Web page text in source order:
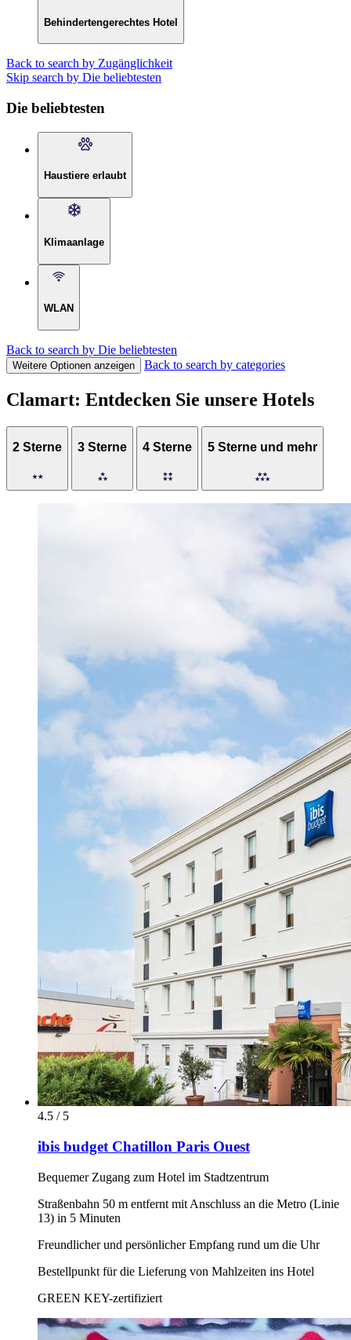
Behindertengerechtes Hotel
Back to search by Zugänglichkeit
Skip search by Die beliebtesten
Die beliebtesten
Haustiere erlaubt
Klimaanlage
WLAN
Back to search by Die beliebtesten
Weitere Optionen anzeigen Back to search by categories
Clamart: Entdecken Sie unsere Hotels
2 Sterne 3 Sterne 4 Sterne 5 Sterne und mehr
4.5 / 5
ibis budget Chatillon Paris Ouest
Bequemer Zugang zum Hotel im Stadtzentrum
Straßenbahn 50 m entfernt mit Anschluss an die Metro (Linie
13) in 5 Minuten
Freundlicher und persönlicher Empfang rund um die Uhr
Bestellpunkt für die Lieferung von Mahlzeiten ins Hotel
GREEN KEY-zertifiziert